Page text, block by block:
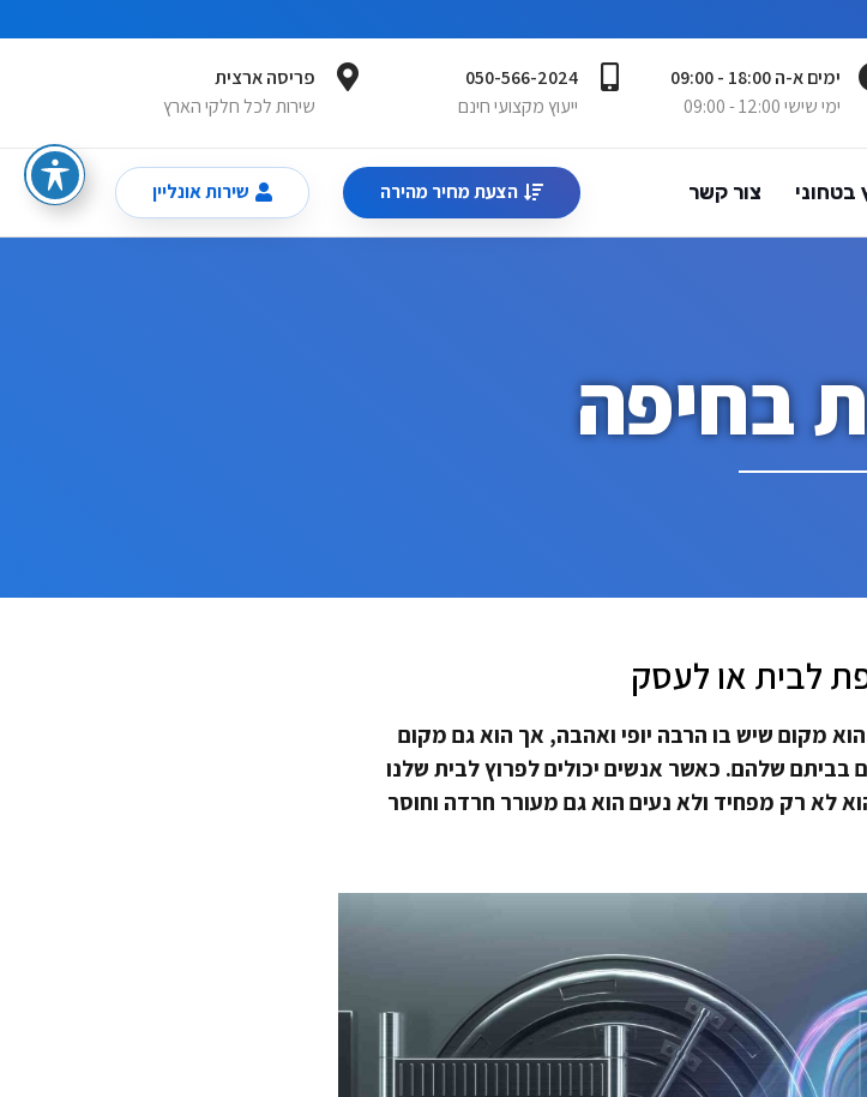
ימים א-ה 18:00 - 09:00
ימי שישי 12:00 - 09:00
050-566-2024
ייעוץ מקצועי חינם
פריסה ארצית
שירות לכל חלקי הארץ
בטחוני צור קשר הצעת מחיר מהירה שירות אונליין
בחיפה
לבית או לעסק
מקום שיש בו הרבה יופי ואהבה, אך הוא גם מקום
בביתם שלהם. כאשר אנשים יכולים לפרוץ לבית שלנו
לא רק מפחיד ולא נעים הוא גם מעורר חרדה וחוסר